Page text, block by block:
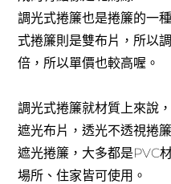
調光式捲簾也是捲簾的一
式捲簾則是雙布片，所以
倍，所以單價也較高喔。
調光式捲簾就材質上來說
遮光布片，透光不透視捲
遮光捲簾，大多都是PVC
場所、住家皆可使用。